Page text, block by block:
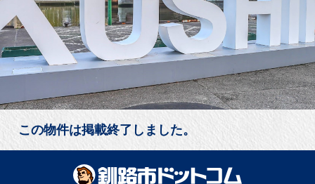
この物件は掲載終了しました。